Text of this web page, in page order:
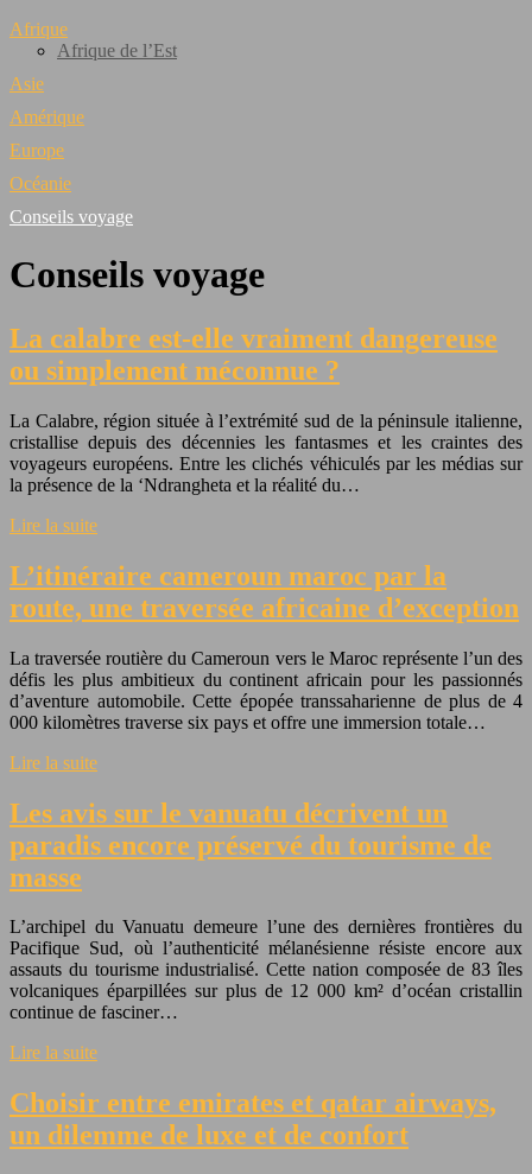
Afrique
Afrique de l’Est
Asie
Amérique
Europe
Océanie
Conseils voyage
Conseils voyage
La calabre est-elle vraiment dangereuse
ou simplement méconnue ?
La Calabre, région située à l’extrémité sud de la péninsule italienne,
cristallise depuis des décennies les fantasmes et les craintes des
voyageurs européens. Entre les clichés véhiculés par les médias sur
la présence de la ‘Ndrangheta et la réalité du…
Lire la suite
L’itinéraire cameroun maroc par la
route, une traversée africaine d’exception
La traversée routière du Cameroun vers le Maroc représente l’un des
défis les plus ambitieux du continent africain pour les passionnés
d’aventure automobile. Cette épopée transsaharienne de plus de 4
000 kilomètres traverse six pays et offre une immersion totale…
Lire la suite
Les avis sur le vanuatu décrivent un
paradis encore préservé du tourisme de
masse
L’archipel du Vanuatu demeure l’une des dernières frontières du
Pacifique Sud, où l’authenticité mélanésienne résiste encore aux
assauts du tourisme industrialisé. Cette nation composée de 83 îles
volcaniques éparpillées sur plus de 12 000 km² d’océan cristallin
continue de fasciner…
Lire la suite
Choisir entre emirates et qatar airways,
un dilemme de luxe et de confort